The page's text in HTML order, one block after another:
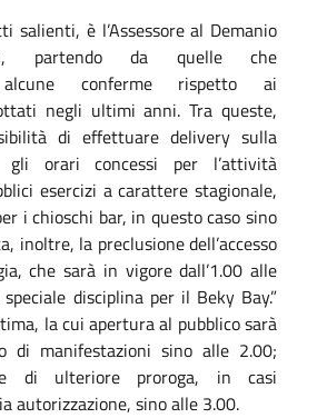
salienti, è l’Assessore al Demanio
partendo da quelle che
alcune conferme rispetto ai
negli ultimi anni. Tra queste,
di effettuare delivery sulla
gli orari concessi per l’attività
esercizi a carattere stagionale,
i chioschi bar, in questo caso sino
inoltre, la preclusione dell’accesso
che sarà in vigore dall’1.00 alle
disciplina per il Beky Bay.”
la cui apertura al pubblico sarà
di manifestazioni sino alle 2.00;
di ulteriore proroga, in casi
autorizzazione, sino alle 3.00.